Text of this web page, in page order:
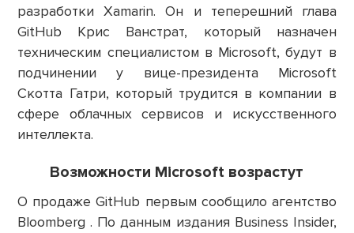
разработки Xamarin. Он и теперешний глава
GitHub Крис Ванстрат, который назначен
техническим специалистом в Microsoft, будут в
подчинении у вице-президента Microsoft
Скотта Гатри, который трудится в компании в
сфере облачных сервисов и искусственного
интеллекта.
Возможности Microsoft возрастут
О продаже GitHub первым сообщило агентство
Bloomberg . По данным издания Business Insider,